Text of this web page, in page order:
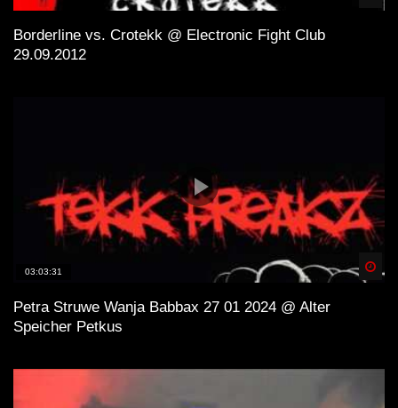
Borderline vs. Crotekk @ Electronic Fight Club
29.09.2012
03:03:31
Petra Struwe Wanja Babbax 27 01 2024 @ Alter
Speicher Petkus